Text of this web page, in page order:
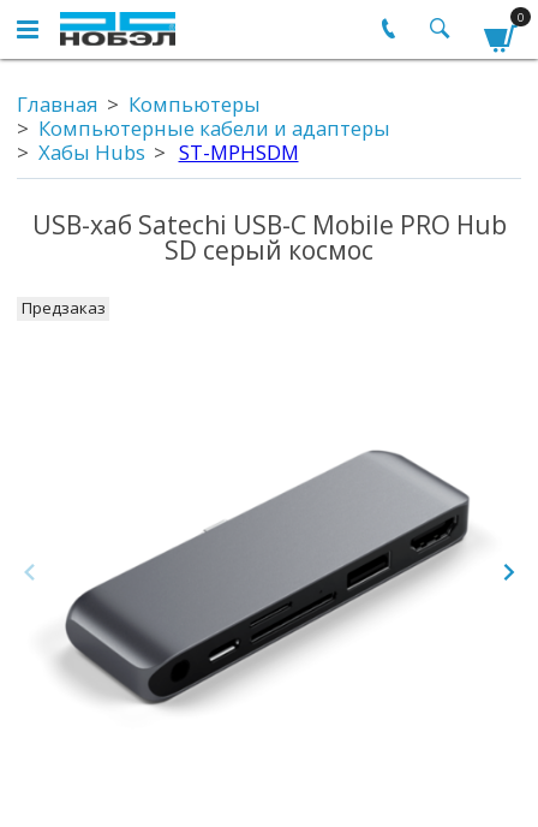
0
Главная
Компьютеры
Компьютерные кабели и адаптеры
Хабы Hubs
ST-MPHSDM
USB-хаб Satechi USB-C Mobile PRO Hub
SD серый космос
Предзаказ